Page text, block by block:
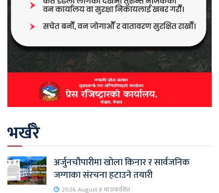
भर्खरै
अर्जुनचौपारीमा खोला किनार र सार्वजनिक
जग्गाका संरचना हटाउने तयारी
2026 August 8 मा प्रकाशित